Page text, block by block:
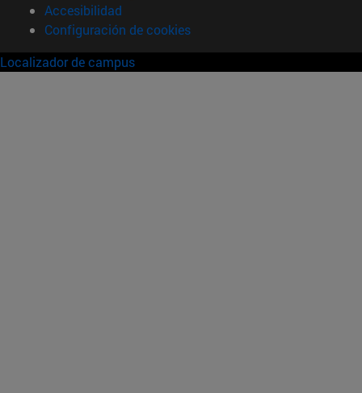
Accesibilidad
Configuración de cookies
Localizador de campus